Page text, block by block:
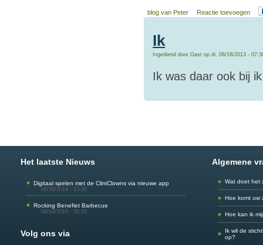
blog van Peter Reactie toevoegen
Ik
Ingediend door Gast op di, 06/18/2013 -
Ik was daar ook bij
Het laatste Nieuws
Digitaal spelen met de CliniClowns via nieuwe app
08/30/2016 - 13:36
Rocking Benefiet Barbecue
08/04/2016 - 20:55
Volg ons via
Algemene
Wat doet het
Hoe komt uw
Hoe kan ik
Ik wil de
op?